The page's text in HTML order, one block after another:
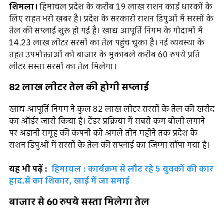
शिमला।हिमाचल प्रदेश के करीब 19 लाख राशन कार्ड धारकों के
लिए राहत भरी खबर है। प्रदेश के सरकारी राशन डिपुओं में सरसों के
तेल की सप्लाई शुरू हो गई है। खाद्य आपूर्ति निगम के गोदामों में
14.23 लाख लीटर सरसों का तेल पहुंच चुका है। नई व्यवस्था के
तहत उपभोक्ताओं को बाजार के मुकाबले करीब 60 रुपये प्रति
लीटर सस्ता सरसों का तेल मिलेगा।
82 लाख लीटर तेल की होगी सप्लाई
खाद्य आपूर्ति निगम ने कुल 82 लाख लीटर सरसों के तेल की खरीद
का ऑर्डर जारी किया है। टेंडर प्रक्रिया में सबसे कम बोली लगाने
पर अडानी समूह की कंपनी को अगले तीन महीने तक प्रदेश के
राशन डिपुओं में सरसों के तेल की सप्लाई का जिम्मा सौंपा गया है।
यह भी पढ़ें : हिमाचल : कार्यक्रम से लौट रहे 5 युवकों की कार
हाद.से का शिकार, खाई में जा समाई
बाजार से 60 रुपये सस्ता मिलेगा तेल